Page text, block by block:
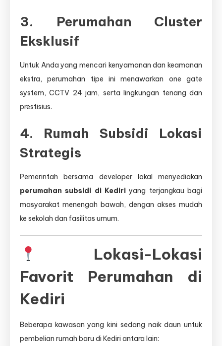
3. Perumahan Cluster
Eksklusif
Untuk Anda yang mencari kenyamanan dan keamanan
ekstra, perumahan tipe ini menawarkan one gate
system, CCTV 24 jam, serta lingkungan tenang dan
prestisius.
4. Rumah Subsidi Lokasi
Strategis
Pemerintah bersama developer lokal menyediakan
perumahan subsidi di Kediri yang terjangkau bagi
masyarakat menengah bawah, dengan akses mudah
ke sekolah dan fasilitas umum.
Lokasi-Lokasi
Favorit Perumahan di
Kediri
Beberapa kawasan yang kini sedang naik daun untuk
pembelian rumah baru di Kediri antara lain: